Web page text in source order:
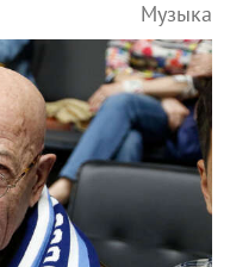
Музыка